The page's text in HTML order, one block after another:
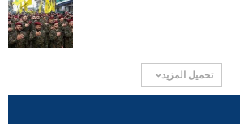
تحميل المزيد